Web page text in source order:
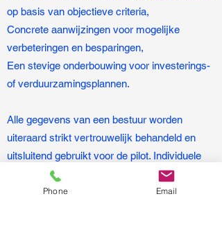
op basis van objectieve criteria,
Concrete aanwijzingen voor mogelijke
verbeteringen en besparingen,
Een stevige onderbouwing voor investerings-
of verduurzamingsplannen.
Alle gegevens van een bestuur worden
uiteraard strikt vertrouwelijk behandeld en
uitsluitend gebruikt voor de pilot. Individuele
resultaten worden niet gedeeld zonder
toestemming, en de verwerking is volledig in
Phone Email